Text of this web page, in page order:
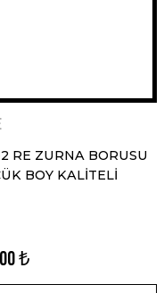
RE ZURNA BORUSU
BOY KALİTELİ
₺